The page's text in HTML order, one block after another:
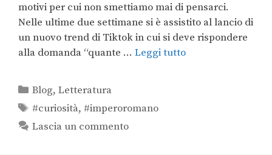
motivi per cui non smettiamo mai di pensarci.
Nelle ultime due settimane si è assistito al lancio di
un nuovo trend di Tiktok in cui si deve rispondere
alla domanda “quante … Leggi tutto
Blog,Letteratura
#curiosità, #imperoromano
Lascia un commento